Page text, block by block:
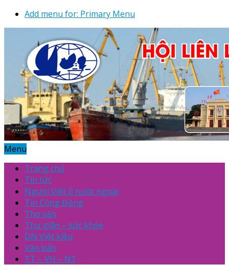
Add menu for: Primary Menu
Menu
Trang chủ
Tin tức
Người Việt ở nước ngoài
Tin Cộng Đồng
Thơ văn
Thư giãn – sức khỏe
DN Việt kiều
Văn bản
TT – VH – NT